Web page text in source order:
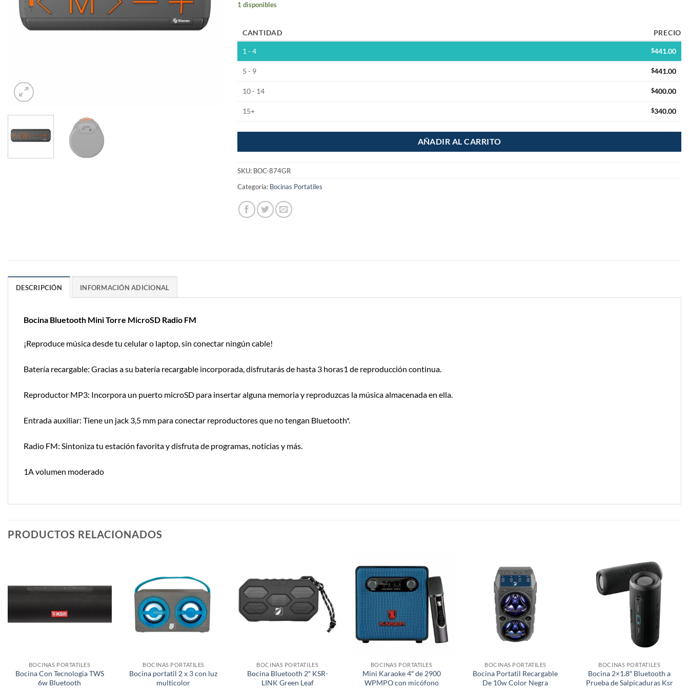
1 disponibles
CANTIDAD PRECIO
1 - 4 $441.00
5 - 9 $441.00
10 - 14 $400.00
15+ $340.00
AÑADIR AL CARRITO
SKU: BOC-874GR
Categoría: Bocinas Portatiles
DESCRIPCIÓN INFORMACIÓN ADICIONAL
Bocina Bluetooth Mini Torre MicroSD Radio FM
¡Reproduce música desde tu celular o laptop, sin conectar ningún cable!
Batería recargable: Gracias a su batería recargable incorporada, disfrutarás de hasta 3 horas1 de reproducción continua.
Reproductor MP3: Incorpora un puerto microSD para insertar alguna memoria y reproduzcas la música almacenada en ella.
Entrada auxiliar: Tiene un jack 3,5 mm para conectar reproductores que no tengan Bluetooth*.
Radio FM: Sintoniza tu estación favorita y disfruta de programas, noticias y más.
1A volumen moderado
PRODUCTOS RELACIONADOS
BOCINAS PORTATILES
Bocina Con Tecnologia TWS
6w Bluetooth
BOCINAS PORTATILES
Bocina portatil 2 x 3 con luz
multicolor
BOCINAS PORTATILES
Bocina Bluetooth 2″ KSR-
LINK Green Leaf
BOCINAS PORTATILES
Mini Karaoke 4″ de 2900
WPMPO con micófono
BOCINAS PORTATILES
Bocina Portatil Recargable
De 10w Color Negra
BOCINAS PORTATILES
Bocina 2×1.8″ Bluetooth a
Prueba de Salpicaduras Ksr